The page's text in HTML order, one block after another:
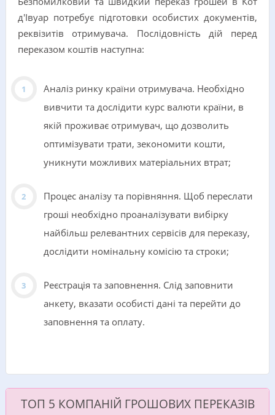
д'Івуар потребує підготовки особистих документів,
реквізитів отримувача. Послідовність дій перед
переказом коштів наступна:
Аналіз ринку країни отримувача. Необхідно
вивчити та дослідити курс валюти країни, в
якій проживає отримувач, що дозволить
оптимізувати трати, зекономити кошти,
уникнути можливих матеріальних втрат;
Процес аналізу та порівняння. Щоб переслати
гроші необхідно проаналізувати вибірку
найбільш релевантних сервісів для переказу,
дослідити номінальну комісію та строки;
Реєстрація та заповнення. Слід заповнити
анкету, вказати особисті дані та перейти до
заповнення та оплату.
ТОП 5 КОМПАНІЙ ГРОШОВИХ ПЕРЕКАЗІВ